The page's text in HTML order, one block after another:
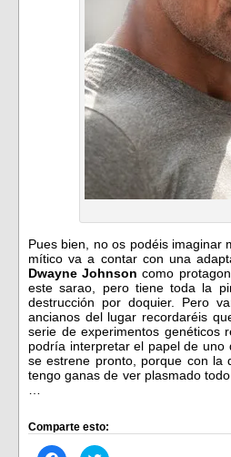
Pues bien, no os podéis imaginar
mítico va a contar con una
Dwayne Johnson como
este sarao, pero tiene toda la
destrucción por doquier. Pero
ancianos del lugar recordaréis
serie de experimentos genéticos
podría interpretar el papel de uno
se estrene pronto, porque con la
tengo ganas de ver plasmado
Comparte esto: